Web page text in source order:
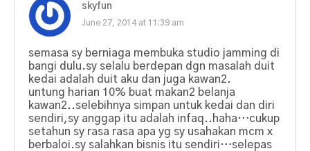
skyfun
June 27, 2014 at 11:39 am
semasa sy berniaga membuka studio jamming di
bangi dulu.sy selalu berdepan dgn masalah duit
kedai adalah duit aku dan juga kawan2.
untung harian 10% buat makan2 belanja
kawan2..selebihnya simpan untuk kedai dan diri
sendiri,sy anggap itu adalah infaq..haha…cukup
setahun sy rasa rasa apa yg sy usahakan mcm x
berbaloi.sy salahkan bisnis itu sendiri…selepas